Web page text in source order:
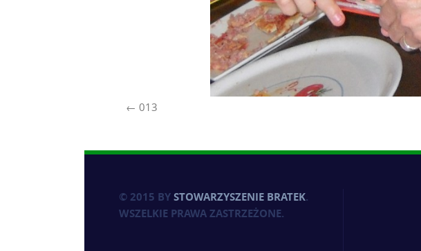
013
© 2015 BYSTOWARZYSZENIE BRATEK.
WSZELKIE PRAWA ZASTRZEŻONE.